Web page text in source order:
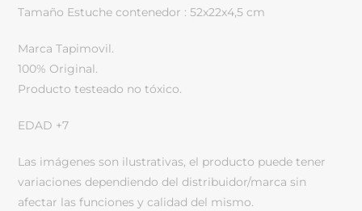
Tamaño Estuche contenedor : 52x22x4,5 cm
Marca Tapimovil.
100% Original.
Producto testeado no tóxico.
EDAD +7
Las imágenes son ilustrativas, el producto puede tener
variaciones dependiendo del distribuidor/marca sin
afectar las funciones y calidad del mismo.